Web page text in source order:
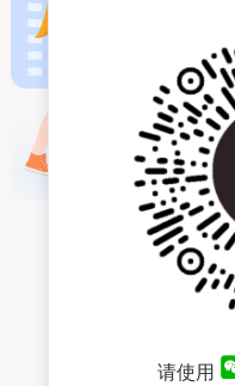
请使用